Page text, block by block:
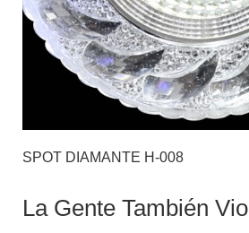
SPOT DIAMANTE H-008
La Gente También Vio